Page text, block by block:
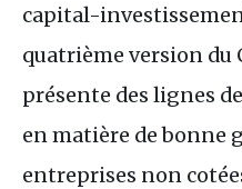
capital-
quatrième version du
présente des lignes
en matière de bonne
entreprises non